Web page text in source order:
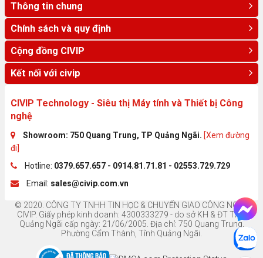
Thông tin chung
Chính sách và quy định
Cộng đồng CIVIP
Kết nối với civip
CIVIP Technology - Siêu thị Máy tính và Thiết bị Công
nghệ
Showroom: 750 Quang Trung, TP Quảng Ngãi. [Xem đường
đi]
Hotline: 0379.657.657 - 0914.81.71.81 - 02553.729.729
Email: sales@civip.com.vn
© 2020. CÔNG TY TNHH TIN HỌC & CHUYỂN GIAO CÔNG NGHỆ
CIVIP. Giấy phép kinh doanh: 4300333279 - do sở KH & ĐT Tỉnh
Quảng Ngãi cấp ngày: 21/06/2005. Địa chỉ: 750 Quang Trung,
Phường Cẩm Thành, Tỉnh Quảng Ngãi.